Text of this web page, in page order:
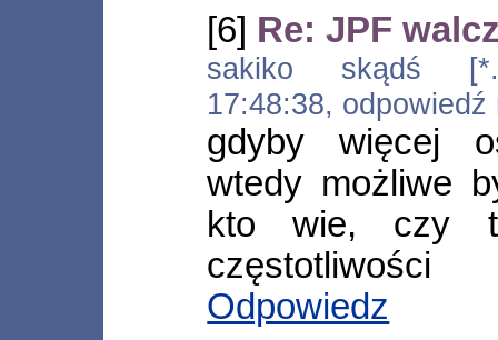
[6] Re: JPF
sakiko skądś
17:48:38,
gdyby więcej
wtedy możliwe
kto wie, czy
częstotliwości
Odpowiedz